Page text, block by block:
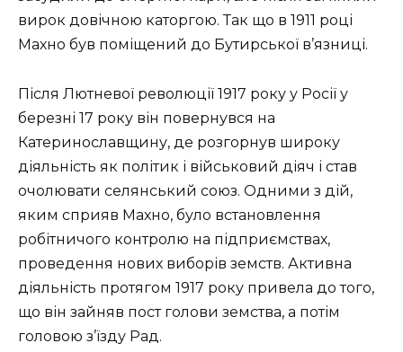
вирок довічною каторгою. Так що в 1911 році
Махно був поміщений до Бутирської в’язниці.
Після Лютневої революції 1917 року у Росії у
березні 17 року він повернувся на
Катеринославщину, де розгорнув широку
діяльність як політик і військовий діяч і став
очолювати селянський союз. Одними з дій,
яким сприяв Махно, було встановлення
робітничого контролю на підприємствах,
проведення нових виборів земств. Активна
діяльність протягом 1917 року привела до того,
що він зайняв пост голови земства, а потім
головою з’їзду Рад.